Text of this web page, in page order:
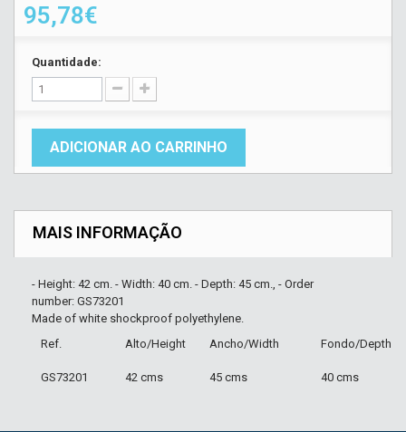
95,78€
Quantidade:
ADICIONAR AO CARRINHO
MAIS INFORMAÇÃO
- Height: 42 cm. - Width: 40 cm. - Depth: 45 cm., - Order
number: GS73201
Made of white shockproof polyethylene.
Ref.
Alto/Height Ancho/Width Fondo/Depth
GS73201 42 cms 45 cms 40 cms